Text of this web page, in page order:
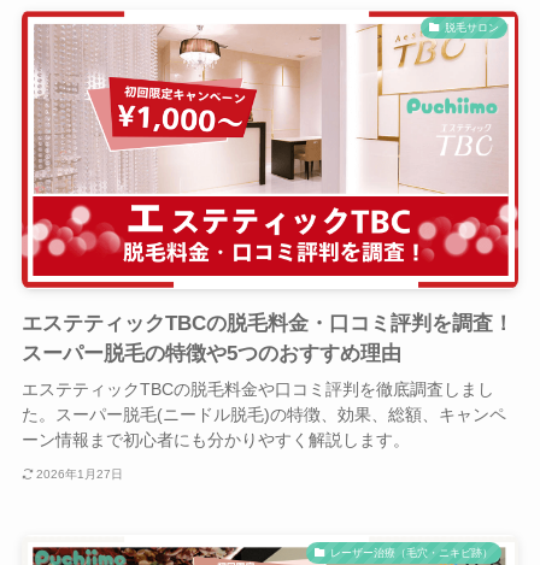
脱毛サロン
エステティックTBCの脱毛料金・口コミ評判を調査！
スーパー脱毛の特徴や5つのおすすめ理由
エステティックTBCの脱毛料金や口コミ評判を徹底調査しまし
た。スーパー脱毛(ニードル脱毛)の特徴、効果、総額、キャンペ
ーン情報まで初心者にも分かりやすく解説します。
2026年1月27日
レーザー治療（毛穴・ニキビ跡）